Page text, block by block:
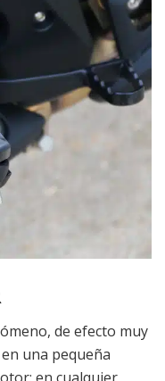
de efecto muy
una pequeña